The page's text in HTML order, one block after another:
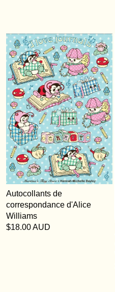
Autocollants de
correspondance d'Alice
Williams
$18.00 AUD